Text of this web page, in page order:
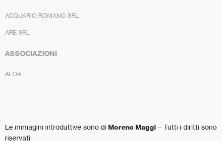
ACQUARIO ROMANO SRL
ARE SRL
ASSOCIAZIONI
ALOA
Le immagini introduttive sono di Moreno Maggi – Tutti i diritti sono
riservati